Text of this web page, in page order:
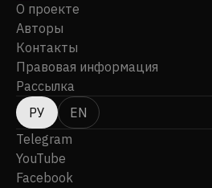
О проекте
Авторы
Контакты
Правовая информация
Рассылка
РУ
EN
Telegram
YouTube
Facebook